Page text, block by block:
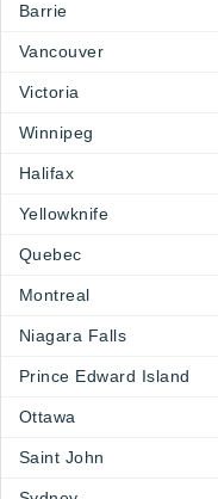
Barrie
Vancouver
Victoria
Winnipeg
Halifax
Yellowknife
Quebec
Montreal
Niagara Falls
Prince Edward Island
Ottawa
Saint John